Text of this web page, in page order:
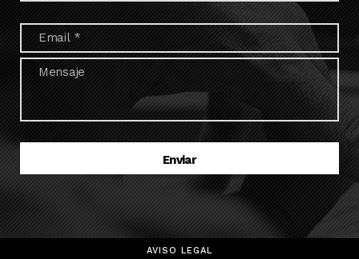
AVISO LEGAL